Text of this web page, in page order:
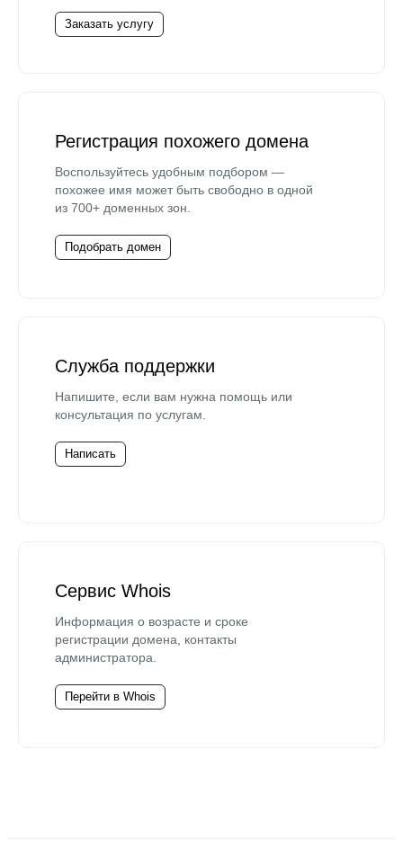
Заказать услугу
Регистрация похожего домена
Воспользуйтесь удобным подбором —
похожее имя может быть свободно в одной
из 700+ доменных зон.
Подобрать домен
Служба поддержки
Напишите, если вам нужна помощь или
консультация по услугам.
Написать
Сервис Whois
Информация о возрасте и сроке
регистрации домена, контакты
администратора.
Перейти в Whois